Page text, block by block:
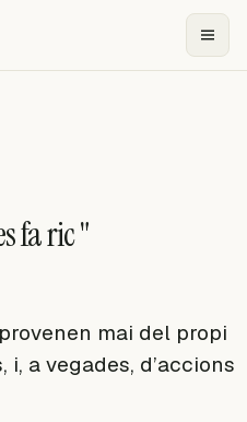
fa ric "
mai del propi
i, a vegades, d’accions